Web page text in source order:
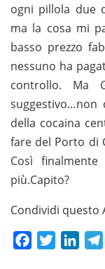
ogni pillola due
ma la cosa mi
basso prezzo
nessuno ha
controllo. Ma
suggestivo…non
della cocaina
fare del Porto di
Così
più.Capito?
Condividi questo
FacebookTwitter